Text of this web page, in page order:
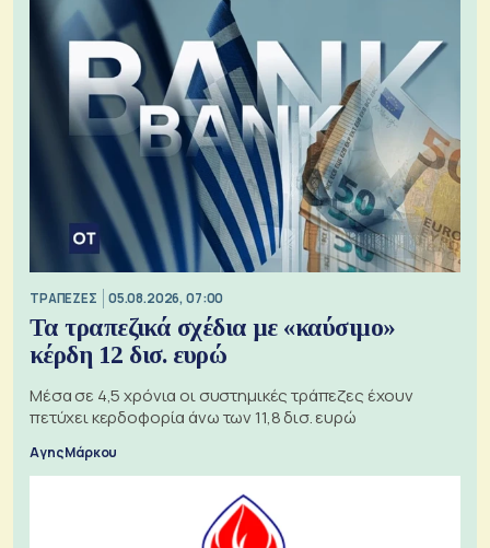
ΤΡΑΠΕΖΕΣ 05.08.2026, 07:00
Τα τραπεζικά σχέδια με «καύσιμο»
κέρδη 12 δισ. ευρώ
Μέσα σε 4,5 χρόνια οι συστημικές τράπεζες έχουν
πετύχει κερδοφορία άνω των 11,8 δισ. ευρώ
Αγης Μάρκου